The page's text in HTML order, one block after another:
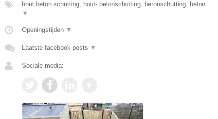
hout beton schutting, hout- betonschutting, betonschutting, beton
▼
Openingstijden ▼
Laatste facebook posts ▼
Sociale media: